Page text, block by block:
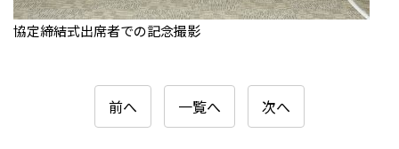
協定締結式出席者での記念撮影
前へ 一覧へ 次へ